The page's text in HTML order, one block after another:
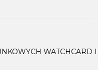
WATCHCARD I